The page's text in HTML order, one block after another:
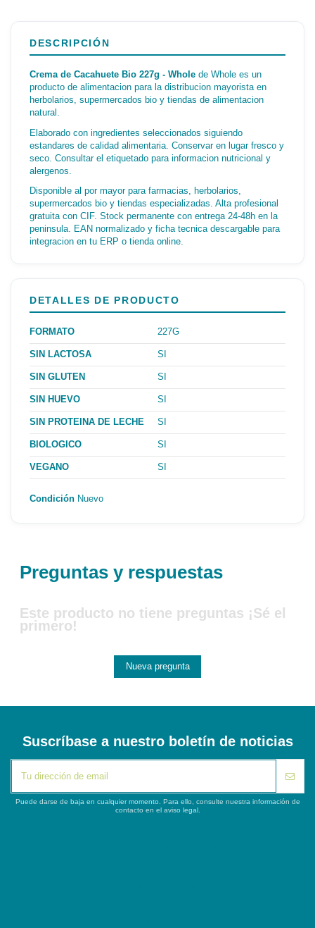
DESCRIPCIÓN
Crema de Cacahuete Bio 227g - Whole de Whole es un
producto de alimentacion para la distribucion mayorista en
herbolarios, supermercados bio y tiendas de alimentacion
natural.
Elaborado con ingredientes seleccionados siguiendo
estandares de calidad alimentaria. Conservar en lugar fresco y
seco. Consultar el etiquetado para informacion nutricional y
alergenos.
Disponible al por mayor para farmacias, herbolarios,
supermercados bio y tiendas especializadas. Alta profesional
gratuita con CIF. Stock permanente con entrega 24-48h en la
peninsula. EAN normalizado y ficha tecnica descargable para
integracion en tu ERP o tienda online.
DETALLES DE PRODUCTO
FORMATO 227G
SIN LACTOSA SI
SIN GLUTEN SI
SIN HUEVO SI
SIN PROTEINA DE LECHE SI
BIOLOGICO SI
VEGANO SI
Condición Nuevo
Preguntas y respuestas
Este producto no tiene preguntas ¡Sé el
primero!
Nueva pregunta
Suscríbase a nuestro boletín de noticias
Puede darse de baja en cualquier momento. Para ello, consulte nuestra información de
contacto en el aviso legal.